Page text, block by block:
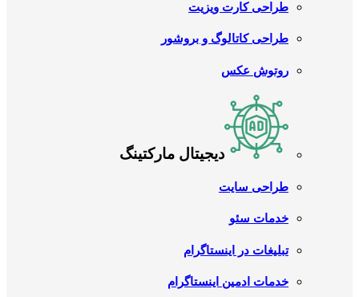
طراحی کارت ویزیت
طراحی کاتالوگ و بروشور
روتوش عکس
دیجیتال مارکتینگ
طراحی سایت
خدمات سئو
تبلیغات در اینستاگرام
خدمات ادمین اینستاگرام